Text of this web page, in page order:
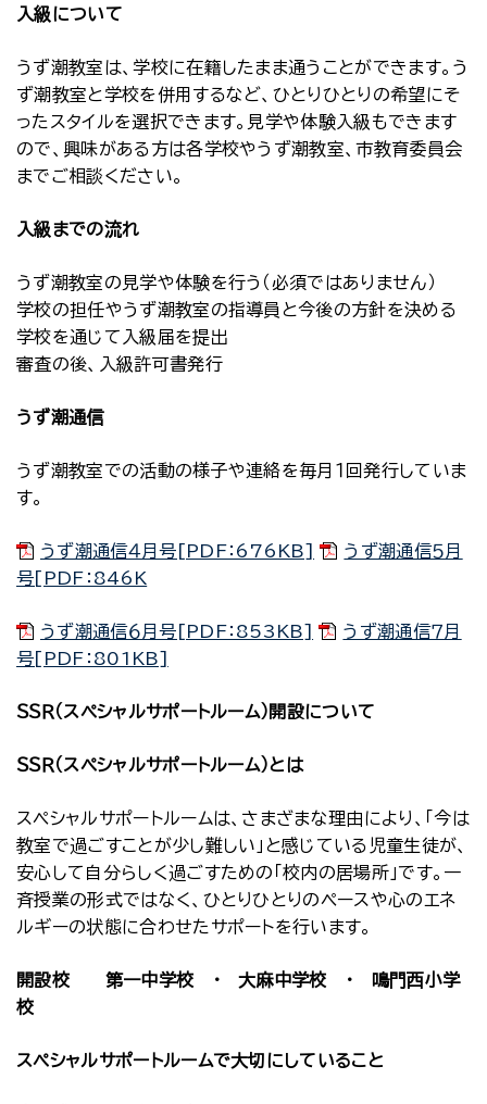
入級について
うず潮教室は、学校に在籍したまま通うことができます。う
ず潮教室と学校を併用するなど、ひとりひとりの希望にそ
ったスタイルを選択できます。見学や体験入級もできます
ので、興味がある方は各学校やうず潮教室、市教育委員会
までご相談ください。
入級までの流れ
うず潮教室の見学や体験を行う（必須ではありません）
学校の担任やうず潮教室の指導員と今後の方針を決める
学校を通じて入級届を提出
審査の後、入級許可書発行
うず潮通信
うず潮教室での活動の様子や連絡を毎月１回発行していま
す。
うず潮通信４月号[PDF：676KB]
うず潮通信５月
号[PDF：846K
うず潮通信６月号[PDF：853KB]
うず潮通信７月
号[PDF：801KB]
ＳＳＲ（スペシャルサポートルーム）開設について
ＳＳＲ（スペシャルサポートルーム）とは
スペシャルサポートルームは、さまざまな理由により、「今は
教室で過ごすことが少し難しい」と感じている児童生徒が、
安心して自分らしく過ごすための「校内の居場所」です。一
斉授業の形式ではなく、ひとりひとりのペースや心のエネ
ルギーの状態に合わせたサポートを行います。
開設校 第一中学校 ・ 大麻中学校 ・ 鳴門西小学
校
スペシャルサポートルームで大切にしていること